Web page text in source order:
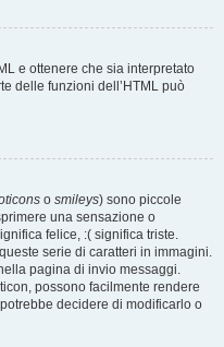
e ottenere che sia interpretato
delle funzioni dell’HTML può
o smileys) sono piccole
una sensazione o
felice, :( significa triste.
serie di caratteri in immagini.
pagina di invio messaggi.
possono facilmente rendere
decidere di modificarlo o